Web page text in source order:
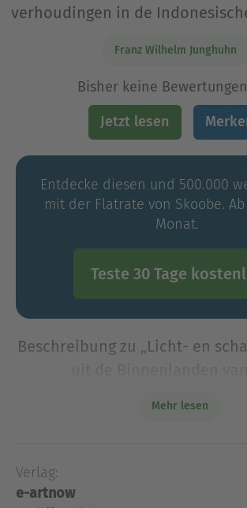
verhoudingen in de
Franz Wilhelm Junghuhn
Bisher keine Bewertungen
Jetzt lesen
Entdecke diesen und 500.000
mit der Flatrate von Skoobe. Ab
Monat.
Teste 30 Tage
Beschreibung zu „Licht- en
verschijnen als wetenschappelijk
én moreel landschap.
Mehr lesen
Verlag:
e-artnow